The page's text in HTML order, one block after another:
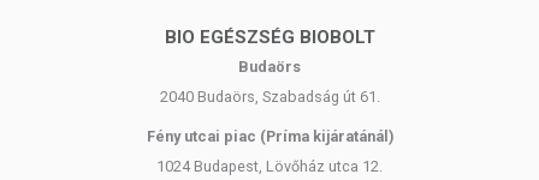
BIO EGÉSZSÉG BIOBOLT
Budaörs
2040 Budaörs, Szabadság út 61.
Fény utcai piac (Príma kijáratánál)
1024 Budapest, Lövőház utca 12.